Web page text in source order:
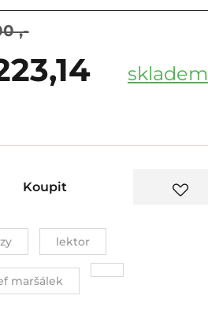
,-
skladem
Koupit
lektor
maršálek